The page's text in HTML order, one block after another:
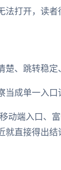
打开，读
、跳转稳定
当成单一入
动端入口、
直接得出结